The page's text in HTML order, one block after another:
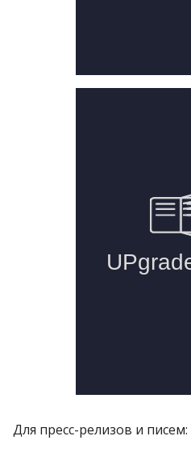
Для пресс-релизов и писем: